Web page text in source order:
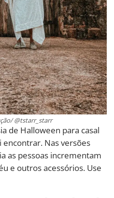
@tstarr_starr
de Halloween para casal
encontrar. Nas versões
as pessoas incrementam
e outros acessórios. Use